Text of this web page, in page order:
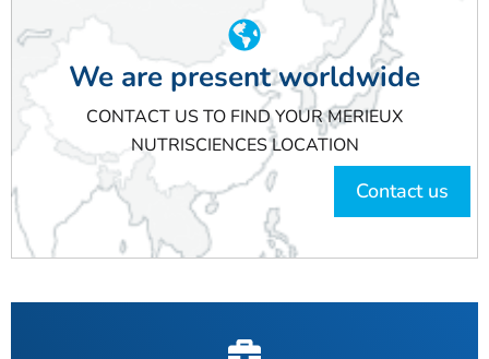
Contact us
We are present worldwide
CONTACT US TO FIND YOUR MERIEUX
NUTRISCIENCES LOCATION